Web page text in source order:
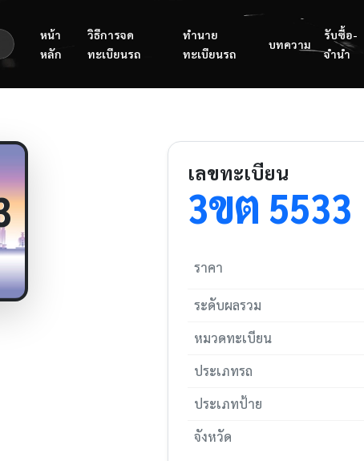
หน้า
หลัก
วิธีการจด
ทะเบียนรถ
ทำนาย
ทะเบียนรถ
บทความ
รับซื้อ-
จำนำ
เลขทะเบียน
3ขต 5533
ราคา
ระดับผลรวม
หมวดทะเบียน
ประเภทรถ
ประเภทป้าย
จังหวัด